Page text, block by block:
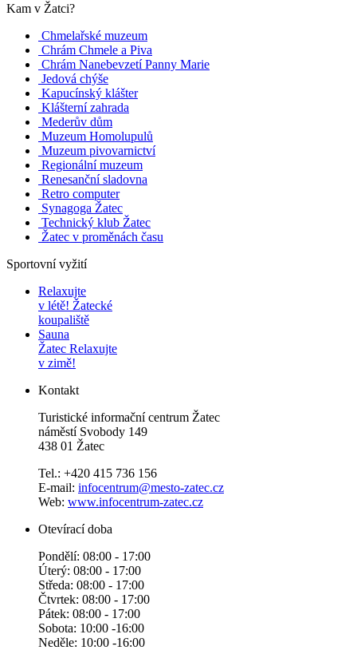
Kam v Žatci?
Chmelařské muzeum
Chrám Chmele a Piva
Chrám Nanebevzetí Panny Marie
Jedová chýše
Kapucínský klášter
Klášterní zahrada
Mederův dům
Muzeum Homolupulů
Muzeum pivovarnictví
Regionální muzeum
Renesanční sladovna
Retro computer
Synagoga Žatec
Technický klub Žatec
Žatec v proměnách času
Sportovní vyžití
Relaxujte
v létě! Žatecké
koupaliště
Sauna
Žatec Relaxujte
v zimě!
Kontakt
Turistické informační centrum Žatec
náměstí Svobody 149
438 01 Žatec
Tel.: +420 415 736 156
E-mail: infocentrum@mesto-zatec.cz
Web: www.infocentrum-zatec.cz
Otevírací doba
Pondělí: 08:00 - 17:00
Úterý: 08:00 - 17:00
Středa: 08:00 - 17:00
Čtvrtek: 08:00 - 17:00
Pátek: 08:00 - 17:00
Sobota: 10:00 -16:00
Neděle: 10:00 -16:00